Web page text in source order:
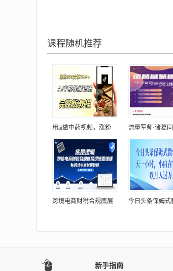
课程随机推荐
用ai做中药视频，涨粉 流量军师·诸葛
跨境电商财稅合规底层 今日头条保姆式
新手指南